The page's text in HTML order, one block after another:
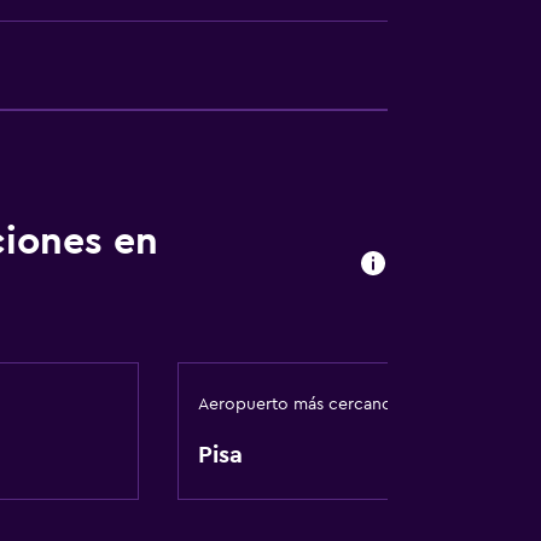
en
Aeropuerto más cercano
Pisa